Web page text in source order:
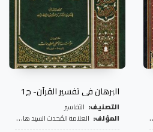
البرهان في تفسير القرآن- ج1
التصنيف: التفاسير
المؤلف: العلامة المُحدث السيد هاشم البحراني